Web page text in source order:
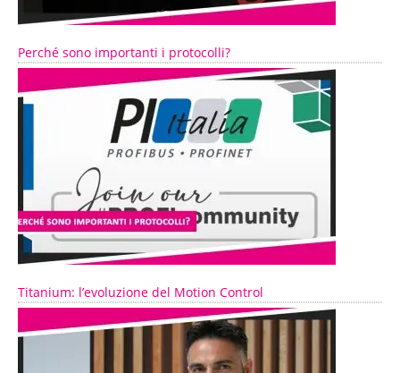
Perché sono importanti i protocolli?
Titanium: l’evoluzione del Motion Control